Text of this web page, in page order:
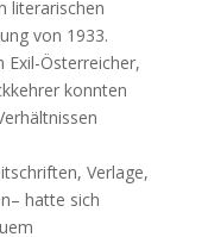
literarischen
von 1933.
Exil-Österreicher,
konnten
Verlage,
hatte sich